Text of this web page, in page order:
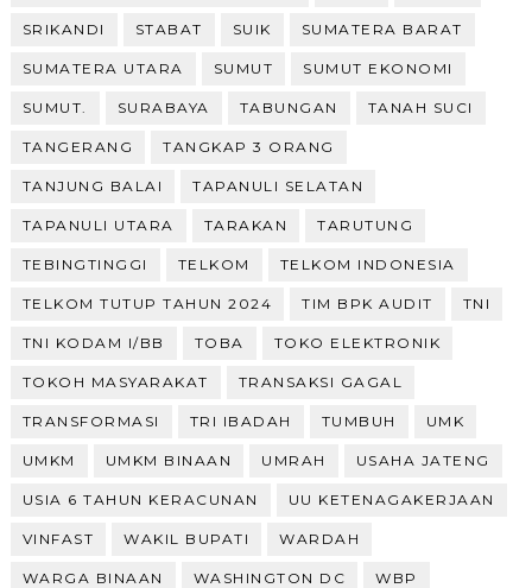
SRIKANDI STABAT SUIK SUMATERA BARAT
SUMATERA UTARA SUMUT SUMUT EKONOMI
SUMUT. SURABAYA TABUNGAN TANAH SUCI
TANGERANG TANGKAP 3 ORANG
TANJUNG BALAI TAPANULI SELATAN
TAPANULI UTARA TARAKAN TARUTUNG
TEBINGTINGGI TELKOM TELKOM INDONESIA
TELKOM TUTUP TAHUN 2024 TIM BPK AUDIT TNI
TNI KODAM I/BB TOBA TOKO ELEKTRONIK
TOKOH MASYARAKAT TRANSAKSI GAGAL
TRANSFORMASI TRI IBADAH TUMBUH UMK
UMKM UMKM BINAAN UMRAH USAHA JATENG
USIA 6 TAHUN KERACUNAN UU KETENAGAKERJAAN
VINFAST WAKIL BUPATI WARDAH
WARGA BINAAN WASHINGTON DC WBP